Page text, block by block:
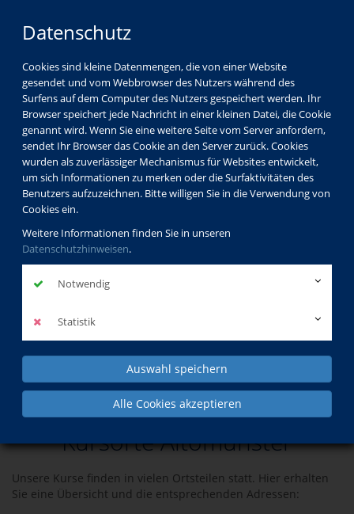
Datenschutz
Cookies sind kleine Datenmengen, die von einer Website
gesendet und vom Webbrowser des Nutzers während des
Surfens auf dem Computer des Nutzers gespeichert werden. Ihr
Browser speichert jede Nachricht in einer kleinen Datei, die Cookie
genannt wird. Wenn Sie eine weitere Seite vom Server anfordern,
sendet Ihr Browser das Cookie an den Server zurück. Cookies
wurden als zuverlässiger Mechanismus für Websites entwickelt,
um sich Informationen zu merken oder die Surfaktivitäten des
Benutzers aufzuzeichnen. Bitte willigen Sie in die Verwendung von
Cookies ein.
Weitere Informationen finden Sie in unseren
Datenschutzhinweisen.
Notwendig
Statistik
Auswahl speichern
Alle Cookies akzeptieren
Kursorte Altomünster
Kursorte Altomünster
Unsere Kurse finden in vielen Ortsteilen statt. Hier erhalten
Sie eine Übersicht und die entsprechenden Adressen: